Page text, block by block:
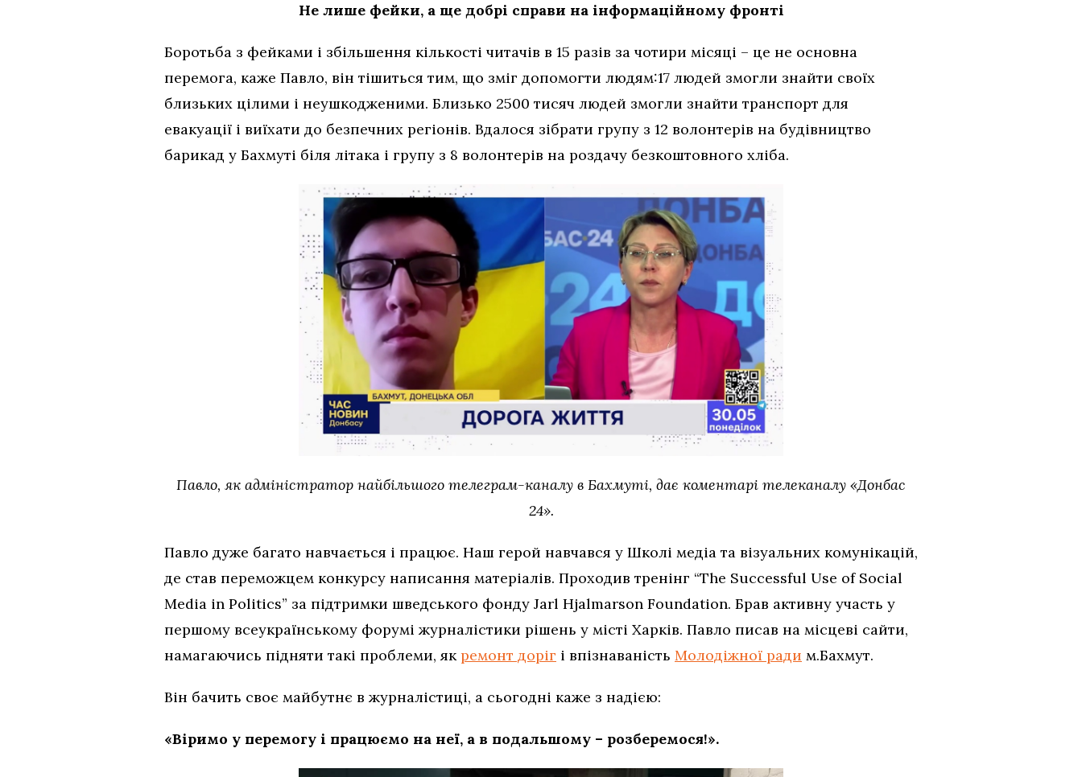
Не лише фейки, а ще добрі справи на інформаційному фронті
Боротьба з фейками і збільшення кількості читачів в 15 разів за чотири місяці – це не основна
перемога, каже Павло, він тішиться тим, що зміг допомогти людям:17 людей змогли знайти своїх
близьких цілими і неушкодженими. Близько 2500 тисяч людей змогли знайти транспорт для
евакуації і виїхати до безпечних регіонів. Вдалося зібрати групу з 12 волонтерів на будівництво
барикад у Бахмуті біля літака і групу з 8 волонтерів на роздачу безкоштовного хліба.
Павло, як адміністратор найбільшого телеграм-каналу в Бахмуті, дає коментарі телеканалу «Донбас
24».
Павло дуже багато навчається і працює. Наш герой навчався у Школі медіа та візуальних комунікацій,
де став переможцем конкурсу написання матеріалів. Проходив тренінг “The Successful Use of Social
Media in Politics” за підтримки шведського фонду Jarl Hjalmarson Foundation. Брав активну участь у
першому всеукраїнському форумі журналістики рішень у місті Харків. Павло писав на місцеві сайти,
намагаючись підняти такі проблеми, якремонт доріг і впізнаваність Молодіжної ради м.Бахмут.
Він бачить своє майбутнє в журналістиці, а сьогодні каже з надією:
«Віримо у перемогу і працюємо на неї, а в подальшому – розберемося!».